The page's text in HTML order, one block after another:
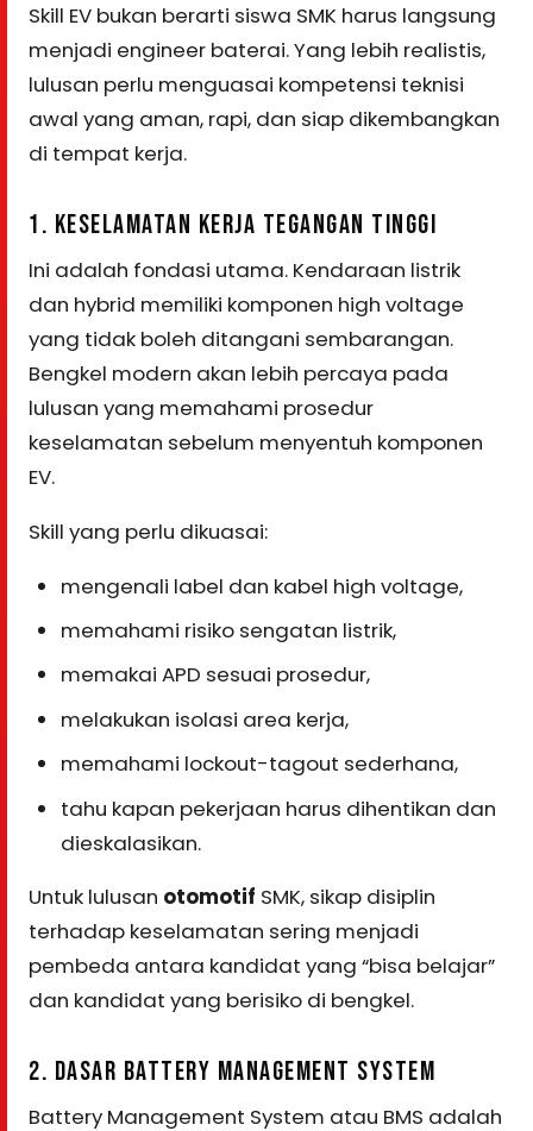
Skill EV bukan berarti siswa SMK harus langsung
menjadi engineer baterai. Yang lebih realistis,
lulusan perlu menguasai kompetensi teknisi
awal yang aman, rapi, dan siap dikembangkan
di tempat kerja.
1. KESELAMATAN KERJA TEGANGAN TINGGI
Ini adalah fondasi utama. Kendaraan listrik
dan hybrid memiliki komponen high voltage
yang tidak boleh ditangani sembarangan.
Bengkel modern akan lebih percaya pada
lulusan yang memahami prosedur
keselamatan sebelum menyentuh komponen
EV.
Skill yang perlu dikuasai:
mengenali label dan kabel high voltage,
memahami risiko sengatan listrik,
memakai APD sesuai prosedur,
melakukan isolasi area kerja,
memahami lockout-tagout sederhana,
tahu kapan pekerjaan harus dihentikan dan
dieskalasikan.
Untuk lulusan otomotif SMK, sikap disiplin
terhadap keselamatan sering menjadi
pembeda antara kandidat yang “bisa belajar”
dan kandidat yang berisiko di bengkel.
2. DASAR BATTERY MANAGEMENT SYSTEM
Battery Management System atau BMS adalah